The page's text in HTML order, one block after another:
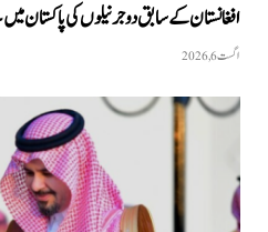
افغانستان کے سابق دو جرنیلوں کی پاکستان
اگست 6, 2026